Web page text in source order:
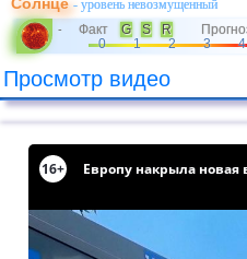
- уровень невозмущенный
- Факт G S R
0
1 2 3 4
Просмотр видео